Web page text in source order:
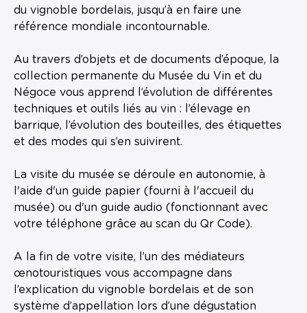
du vignoble bordelais, jusqu’à en faire une
référence mondiale incontournable.
Au travers d’objets et de documents d’époque, la
collection permanente du Musée du Vin et du
Négoce vous apprend l’évolution de différentes
techniques et outils liés au vin : l’élevage en
barrique, l’évolution des bouteilles, des étiquettes
et des modes qui s’en suivirent.
La visite du musée se déroule en autonomie, à
l'aide d'un guide papier (fourni à l'accueil du
musée) ou d'un guide audio (fonctionnant avec
votre téléphone grâce au scan du Qr Code).
A la fin de votre visite, l’un des médiateurs
œnotouristiques vous accompagne dans
l’explication du vignoble bordelais et de son
système d’appellation lors d’une dégustation